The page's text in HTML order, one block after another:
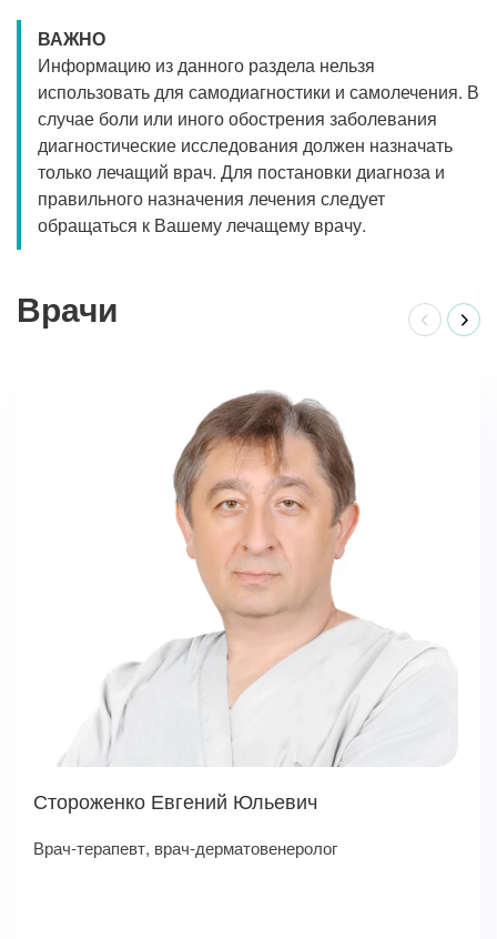
ВАЖНО
Информацию из данного раздела нельзя
использовать для самодиагностики и самолечения. В
случае боли или иного обострения заболевания
диагностические исследования должен назначать
только лечащий врач. Для постановки диагноза и
правильного назначения лечения следует
обращаться к Вашему лечащему врачу.
Врачи
Стороженко Евгений Юльевич
Врач-терапевт, врач-дерматовенеролог